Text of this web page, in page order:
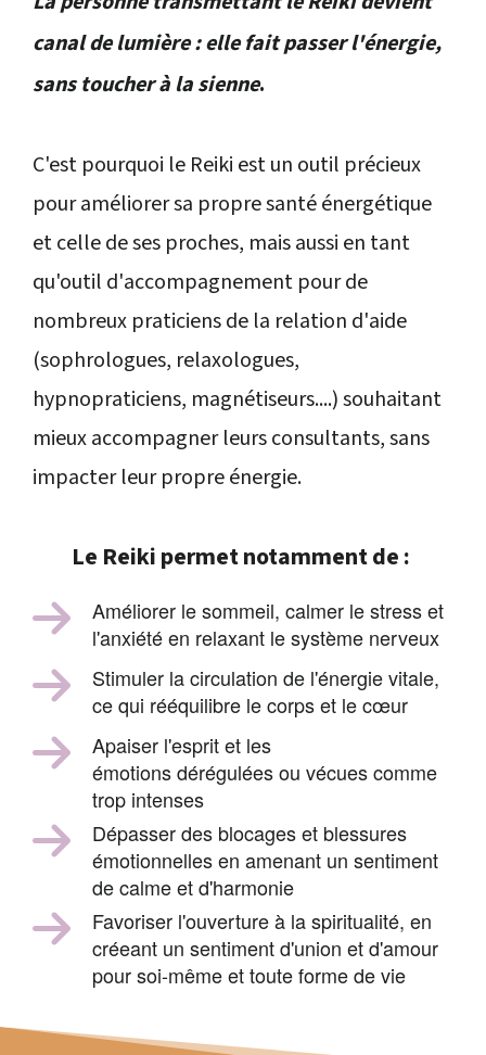
canal de lumière : elle fait passer l'énergie,
sans toucher à la sienne.
C'est pourquoi le Reiki est un outil précieux
pour améliorer sa propre santé énergétique
et celle de ses proches, mais aussi en tant
qu'outil d'accompagnement pour de
nombreux praticiens de la relation d'aide
(sophrologues, relaxologues,
hypnopraticiens, magnétiseurs....) souhaitant
mieux accompagner leurs consultants, sans
impacter leur propre énergie.
Le Reiki permet notamment de :
Améliorer le sommeil, calmer le stress et
l'anxiété en relaxant le système nerveux
Stimuler la circulation de l'énergie vitale,
ce qui rééquilibre le corps et le cœur
Apaiser l'esprit et les
émotions dérégulées ou vécues comme
trop intenses
Dépasser des blocages et blessures
émotionnelles en amenant un sentiment
de calme et d'harmonie
Favoriser l'ouverture à la spiritualité, en
créeant un sentiment d'union et d'amour
pour soi-même et toute forme de vie